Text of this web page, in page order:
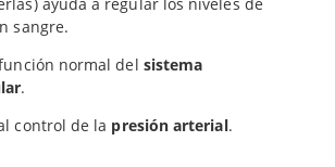
sangre.
normal del sistema
.
control de la presión arterial.